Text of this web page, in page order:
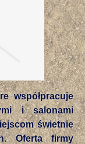
współpracuje
i salonami
świetnie
Oferta firmy